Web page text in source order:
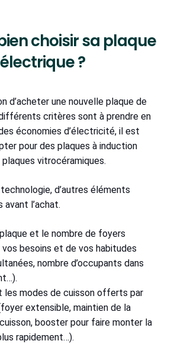
choisir sa plaque
?
d’acheter une nouvelle plaque de
critères sont à prendre en
économies d’électricité, il est
pour des plaques à induction
vitrocéramiques.
d’autres éléments
l’achat.
et le nombre de foyers
besoins et de vos habitudes
nombre d’occupants dans
les modes de cuisson offerts par
extensible, maintien de la
booster pour faire monter la
rapidement…).